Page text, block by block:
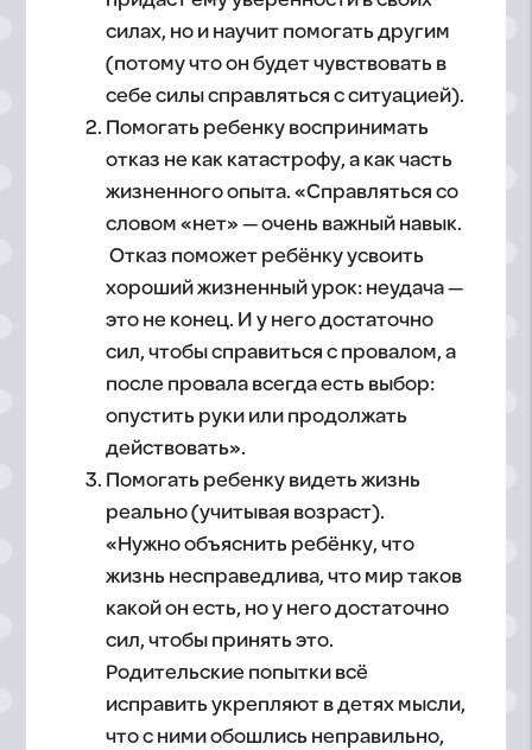
силах, но и научит помогать другим
(потому что он будет чувствовать в
себе силы справляться с ситуацией).
Помогать ребенку воспринимать
отказ не как катастрофу, а как часть
жизненного опыта. «Справляться со
словом «нет» — очень важный навык.
Отказ поможет ребёнку усвоить
хороший жизненный урок: неудача —
это не конец. И у него достаточно
сил, чтобы справиться с провалом, а
после провала всегда есть выбор:
опустить руки или продолжать
действовать».
Помогать ребенку видеть жизнь
реально (учитывая возраст).
«Нужно объяснить ребёнку, что
жизнь несправедлива, что мир таков
какой он есть, но у него достаточно
сил, чтобы принять это.
Родительские попытки всё
исправить укрепляют в детях мысли,
что с ними обошлись неправильно,